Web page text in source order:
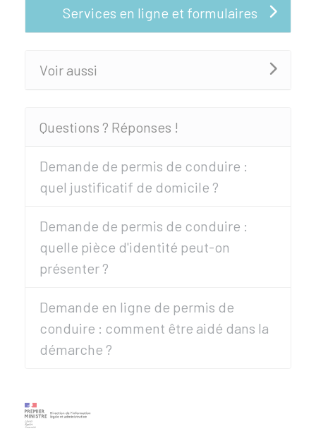
Services en ligne et formulaires
Voir aussi
Questions ? Réponses !
Demande de permis de conduire :
quel justificatif de domicile ?
Demande de permis de conduire :
quelle pièce d'identité peut-on
présenter ?
Demande en ligne de permis de
conduire : comment être aidé dans la
démarche ?